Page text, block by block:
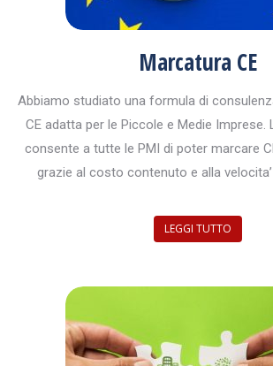
Marcatura CE
Abbiamo studiato una formula di
CE adatta per le Piccole e Medie
consente a tutte le PMI di poter marcare
grazie al costo contenuto e alla
LEGGI TUTTO